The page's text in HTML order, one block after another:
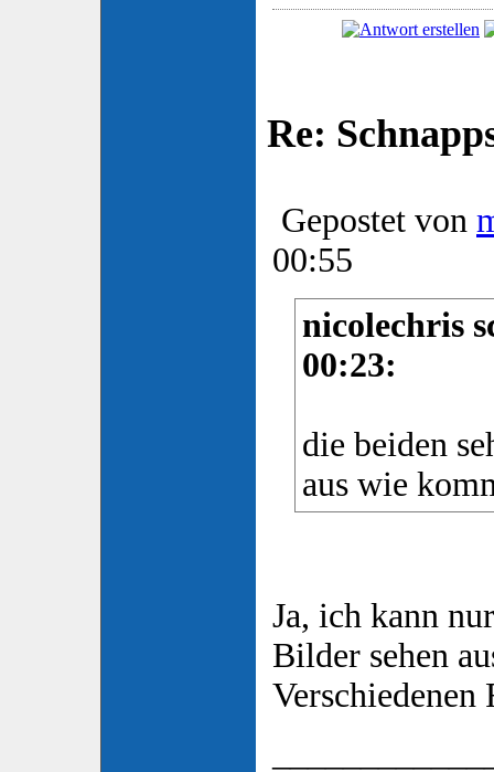
Re:
Gepostet von
00:55
nicolechris
00:23:
die beiden
aus wie
Ja, ich kann
Bilder sehen
Verschiedenen